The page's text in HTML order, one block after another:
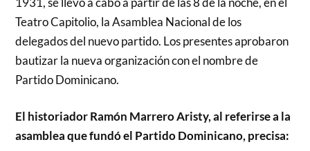
Teatro Capitolio, la Asamblea Nacional de los
delegados del nuevo partido. Los presentes aprobaron
bautizar la nueva organización con el nombre de
Partido Dominicano.
El historiador Ramón Marrero Aristy, al referirse a la
asamblea que fundó el Partido Dominicano, precisa: